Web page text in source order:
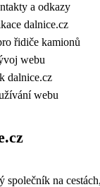
a odkazy
dalnice.cz
řidiče kamionů
webu
dalnice.cz
webu
společník na